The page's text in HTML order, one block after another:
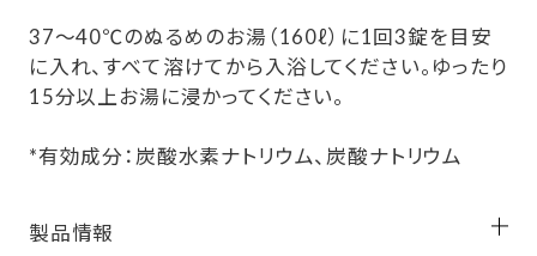
37～40℃のぬるめのお湯（160ℓ）に1回3錠を目安
に入れ、すべて溶けてから入浴してください。ゆったり
15分以上お湯に浸かってください。
*有効成分：炭酸水素ナトリウム、炭酸ナトリウム
製品情報